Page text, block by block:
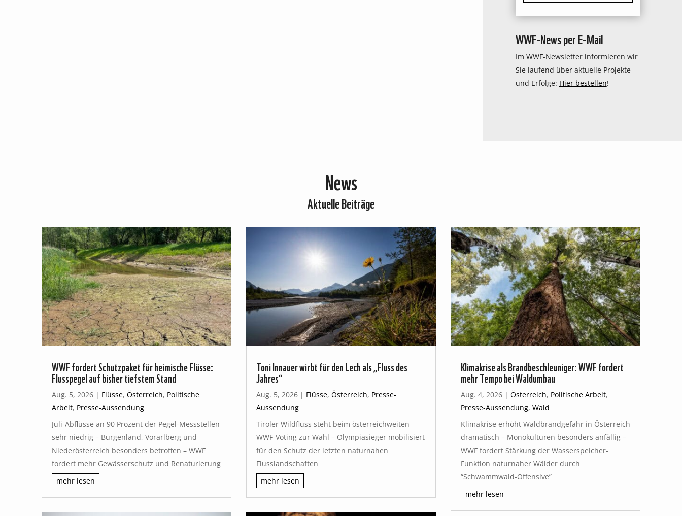
WWF-News per E-Mail
Im WWF-Newsletter informieren wir
Sie laufend über aktuelle Projekte
und Erfolge: Hier bestellen!
News
Aktuelle Beiträge
WWF fordert Schutzpaket für heimische Flüsse:
Flusspegel auf bisher tiefstem Stand
Aug. 5, 2026 | Flüsse, Österreich, Politische
Arbeit, Presse-Aussendung
Juli-Abflüsse an 90 Prozent der Pegel-Messstellen
sehr niedrig – Burgenland, Vorarlberg und
Niederösterreich besonders betroffen – WWF
fordert mehr Gewässerschutz und Renaturierung
mehr lesen
Toni Innauer wirbt für den Lech als „Fluss des
Jahres“
Aug. 5, 2026| Flüsse, Österreich, Presse-
Aussendung
Tiroler Wildfluss steht beim österreichweiten
WWF-Voting zur Wahl – Olympiasieger mobilisiert
für den Schutz der letzten naturnahen
Flusslandschaften
mehr lesen
Klimakrise als Brandbeschleuniger: WWF fordert
mehr Tempo bei Waldumbau
Aug. 4, 2026| Österreich, Politische Arbeit,
Presse-Aussendung, Wald
Klimakrise erhöht Waldbrandgefahr in Österreich
dramatisch – Monokulturen besonders anfällig –
WWF fordert Stärkung der Wasserspeicher-
Funktion naturnaher Wälder durch
“Schwammwald-Offensive”
mehr lesen